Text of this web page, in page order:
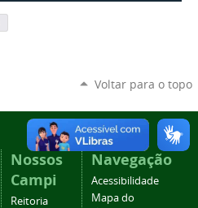
Voltar para o topo
Nossos
Campi
Reitoria
Navegação
Acessibilidade
Mapa do